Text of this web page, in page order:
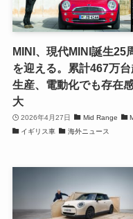
MINI、現代MINI誕生25
を迎える。累計467万台
生産、電動化でも存在
大
2026年4月27日 Mid Range
イギリス車
海外ニュース